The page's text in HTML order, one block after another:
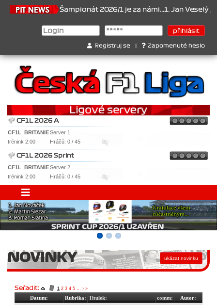
Šampionát 2026/1 je za námi...1. Jan Veselý , 2.
Registruj se Zapomenuté heslo
CF1L 2026 A
CF1L_BRITANIEServer 1
trénink 2:00
Hráčů: 0 / 45
CF1L 2026 Sprint
CF1L_BRITANIEServer 2
trénink 2:00
Hráčů: 0 / 45
NOVINKY
Seřadit: 1 2 3 4 5 › »
Datum: Rubrika: Titulek: comm: Autor: